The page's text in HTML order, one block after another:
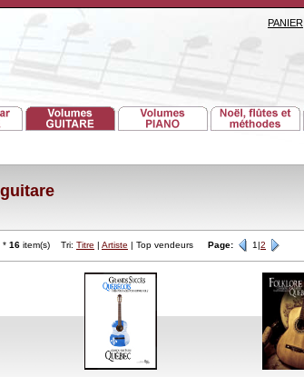
PANIER
16 item(s) Tri: Titre | Artiste | Top vendeurs Page: 1|2